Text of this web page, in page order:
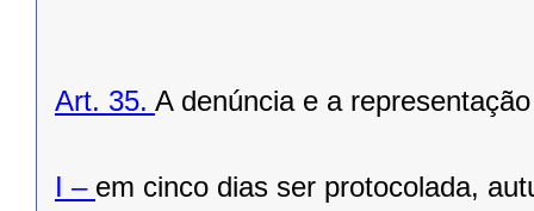
Art. 35. A denúncia e a
I – em cinco dias ser protocolada,